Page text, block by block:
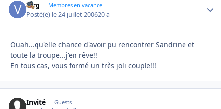
Virg Membres en vacance
Posté(e) le 24 juillet 200620 a
Ouah...qu'elle chance d'avoir pu rencontrer Sandrine et
toute la troupe...j'en rêve!!
En tous cas, vous formé un très joli couple!!!
Invité Guests